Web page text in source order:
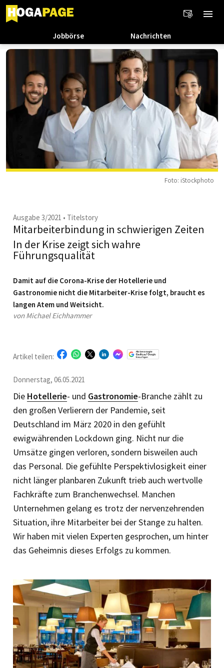
Jobbörse Nachrichten
Foto: iStockphoto
Ausgabe 3/2021 • Titelstory
Mitarbeiterbindung in schwierigen Zeiten
In der Krise zeigt sich wahre
Führungsqualität
Damit auf die Corona-Krise der Hotellerie und
Gastronomie nicht die Mitarbeiter-Krise folgt, braucht es
langen Atem und Weitsicht.
von Michael Eichhammer
Donnerstag, 06.05.2021
Artikel teilen:
Die Hotellerie- und Gastronomie-Branche zählt zu
den großen Verlierern der Pandemie, seit
Deutschland im März 2020 in den gefühlt
ewigwährenden Lockdown ging. Nicht nur die
Umsätze gingen verloren, sondern bisweilen auch
das Personal. Die gefühlte Perspektivlosigkeit einer
nicht länger planbaren Zukunft trieb auch wertvolle
Fachkräfte zum Branchenwechsel. Manchen
Unternehmen gelang es trotz der nervenzehrenden
Situation, ihre Mitarbeiter bei der Stange zu halten.
Wir haben mit vielen Experten gesprochen, um hinter
das Geheimnis dieses Erfolgs zu kommen.